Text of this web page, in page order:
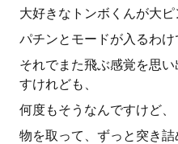
大好きなトンボくんが大ピ
パチンとモードが入るわけ
それでまた飛ぶ感覚を思
すけれども、
何度もそうなんですけど、
物を取って、ずっと突き詰